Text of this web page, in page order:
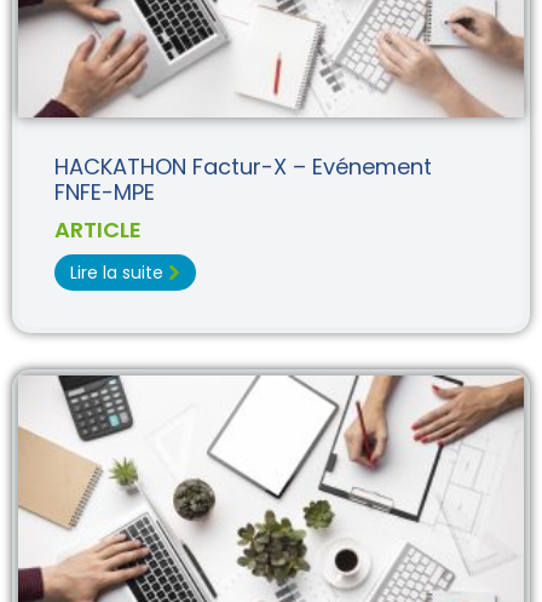
HACKATHON Factur-X – Evénement
FNFE-MPE
ARTICLE
Lire la suite